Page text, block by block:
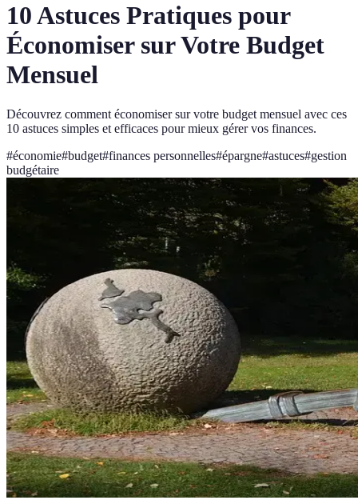
10 Astuces Pratiques pour
Économiser sur Votre Budget
Mensuel
Découvrez comment économiser sur votre budget mensuel avec ces
10 astuces simples et efficaces pour mieux gérer vos finances.
#économie#budget#finances personnelles#épargne#astuces#gestion
budgétaire